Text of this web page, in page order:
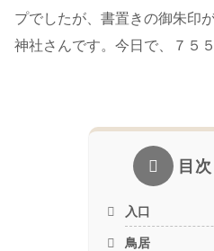
プでしたが、書置きの御朱印
神社さんです。今日で、７５
目次
入口
鳥居